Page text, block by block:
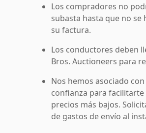
Los compradores no
subasta hasta que no
su factura.
Los conductores deben
Bros. Auctioneers para
Nos hemos asociado
confianza para
precios más bajos.
de gastos de envío al